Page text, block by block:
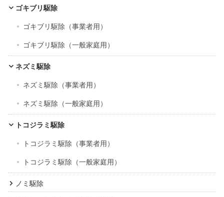
ブ ゴキブリ駆除
ゴキブリ駆除（事業者用）
ゴキブリ駆除（一般家庭用）
ネズミ駆除
ネズミ駆除（事業者用）
ネズミ駆除（一般家庭用）
トコジラミ駆除
トコジラミ駆除（事業者用）
トコジラミ駆除（一般家庭用）
ノミ駆除